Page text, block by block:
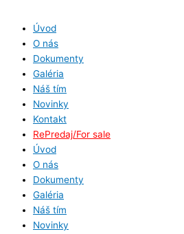
Úvod
O nás
Dokumenty
Galéria
Náš tím
Novinky
Kontakt
RePredaj/For sale
Úvod
O nás
Dokumenty
Galéria
Náš tím
Novinky
y
h
d
a
ť